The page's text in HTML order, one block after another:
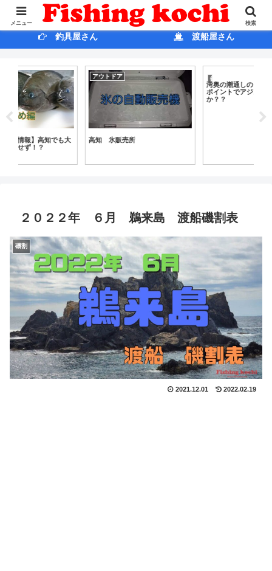
ホ ー ム ブログ
釣具屋さん 渡船屋さん
アウトドア
高知 氷販売所
釣果情報
湾奥の潮通しのイイとは言えない
ポイントでアジングは成立するの
か？？
２０２２年 ６月 鵜来島 渡船磯割表
磯割
2021.12.01 2022.02.19
メニュー 検索